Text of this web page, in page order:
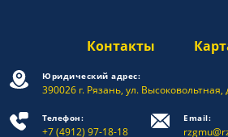
Контакты
Юридический адрес:
390026 г. Рязань, ул. Высоковольтная,
Телефон:
+7 (4912) 97-18-18
Email: